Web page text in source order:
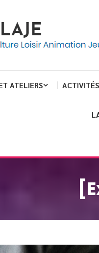
ATELIERS ACTIVITÉS